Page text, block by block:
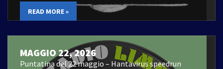
READ MORE »
MAGGIO 22, 2026
Puntatina del 22 maggio – Hantavirus speedrun